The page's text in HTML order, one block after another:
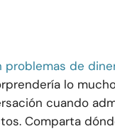
problemas de
lo
cuando
Comparta